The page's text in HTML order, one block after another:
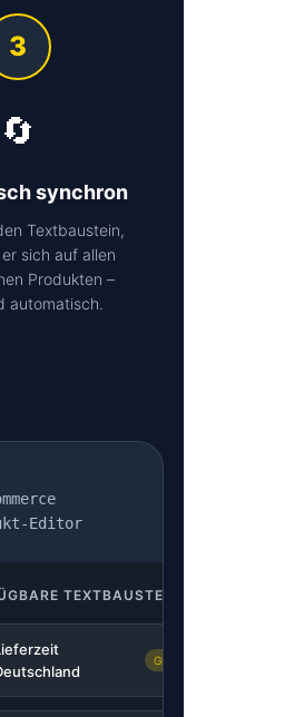
3
🔄
synchron
Textbaustein,
sich auf allen
Produkten –
automatisch.
Editor
TEXTBAUSTEINE
Global